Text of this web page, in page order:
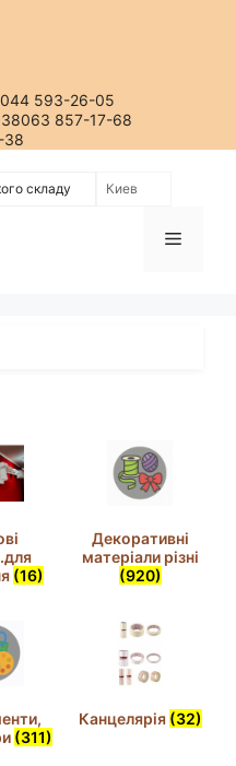
593-26-05
857-17-68
38
Меню
(16)
Декоративні
матеріали різні
(920)
(311)
Канцелярія (32)